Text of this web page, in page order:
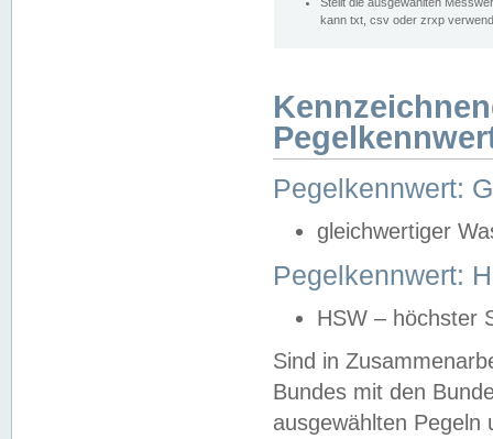
kann txt, csv oder zrxp
Pegelkennwert:
gleichwertiger
Pegelkennwert:
HSW – höchster
Sind in
Bundes mit den
ausgewählten